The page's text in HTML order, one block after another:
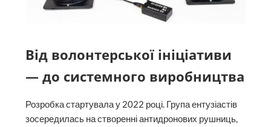
Від волонтерської ініціативи
— до системного виробництва
Розробка стартувала у 2022 році. Група ентузіастів
зосередилась на створенні антидронових рушниць,